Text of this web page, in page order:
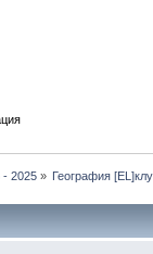
- 2025» География